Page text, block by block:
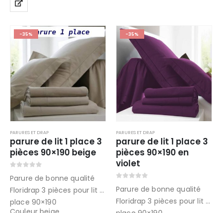
-35%
PARURES ET DRAP
parure de lit 1 place 3
pièces 90×190 beige
Parure de bonne qualité
Floridrap 3 pièces pour lit 1
place 90×190
-35%
PARURES ET DRAP
parure de lit 1 place 3
pièces 90×190 en
violet
Parure de bonne qualité
Floridrap 3 pièces pour lit 1